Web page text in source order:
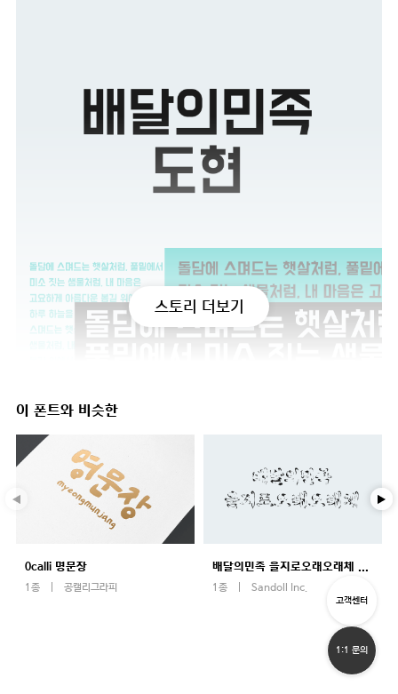
스토리 더보기
이 폰트와 비슷한
0calli 명문장
1종 공캘리그라피 1종 Sandoll Inc.
고객센터
1:1 문의